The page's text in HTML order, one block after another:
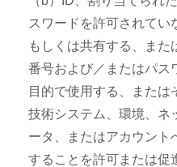
スワードを許可されてい
もしくは共有する、ま
番号および／またはパス
目的で使用する、または
技術システム、環境、ネ
ータ、またはアカウント
することを許可または促